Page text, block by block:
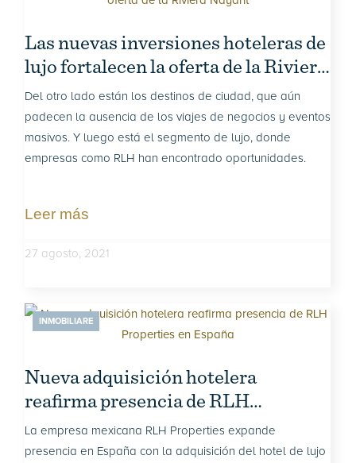
Las nuevas inversiones hoteleras de
lujo fortalecen la oferta de la Riviera
Nayarit
Del otro lado están los destinos de ciudad, que aún
padecen la ausencia de los viajes de negocios y eventos
masivos. Y luego está el segmento de lujo, donde
empresas como RLH han encontrado oportunidades.
Leer más
27 agosto, 2021
INMOBILIARE
Nueva adquisición hotelera
reafirma presencia de RLH
Properties en España
La empresa mexicana RLH Properties expande
presencia en España con la adquisición del hotel de lujo